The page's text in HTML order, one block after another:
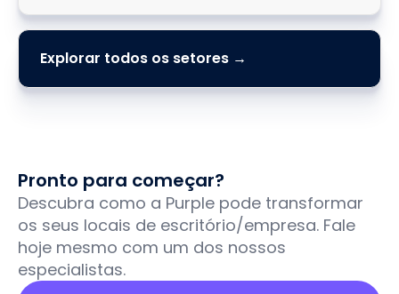
Explorar todos os setores →
Pronto para começar?
Descubra como a Purple pode transformar
os seus locais de escritório/empresa. Fale
hoje mesmo com um dos nossos
especialistas.